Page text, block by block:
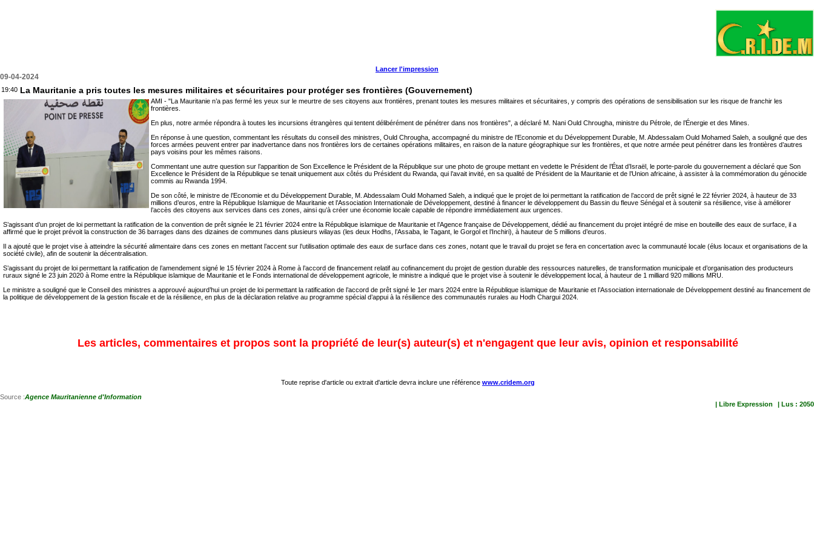
Lancer l'impression
09-04-2024
19:40 La Mauritanie a pris toutes les mesures militaires et sécuritaires pour protéger ses frontières (Gouvernement)
AMI - "La Mauritanie n’a pas fermé les yeux sur le meurtre de ses citoyens aux frontières, prenant toutes les mesures militaires et sécuritaires, y compris des opérations de sensibilisation sur les risque de franchir les
frontières.
En plus, notre armée répondra à toutes les incursions étrangères qui tentent délibérément de pénétrer dans nos frontières", a déclaré M. Nani Ould Chrougha, ministre du Pétrole, de l’Énergie et des Mines.
En réponse à une question, commentant les résultats du conseil des ministres, Ould Chrougha, accompagné du ministre de l’Economie et du Développement Durable, M. Abdessalam Ould Mohamed Saleh, a souligné que des
forces armées peuvent entrer par inadvertance dans nos frontières lors de certaines opérations militaires, en raison de la nature géographique sur les frontières, et que notre armée peut pénétrer dans les frontières d’autres
pays voisins pour les mêmes raisons.
Commentant une autre question sur l’apparition de Son Excellence le Président de la République sur une photo de groupe mettant en vedette le Président de l’État d’Israël, le porte-parole du gouvernement a déclaré que Son
Excellence le Président de la République se tenait uniquement aux côtés du Président du Rwanda, qui l’avait invité, en sa qualité de Président de la Mauritanie et de l’Union africaine, à assister à la commémoration du génocide
commis au Rwanda 1994.
De son côté, le ministre de l’Economie et du Développement Durable, M. Abdessalam Ould Mohamed Saleh, a indiqué que le projet de loi permettant la ratification de l’accord de prêt signé le 22 février 2024, à hauteur de 33
millions d’euros, entre la République Islamique de Mauritanie et l’Association Internationale de Développement, destiné à financer le développement du Bassin du fleuve Sénégal et à soutenir sa résilience, vise à améliorer
l’accès des citoyens aux services dans ces zones, ainsi qu’à créer une économie locale capable de répondre immédiatement aux urgences.
S’agissant d’un projet de loi permettant la ratification de la convention de prêt signée le 21 février 2024 entre la République islamique de Mauritanie et l’Agence française de Développement, dédié au financement du projet intégré de mise en bouteille des eaux de surface, il a
affirmé que le projet prévoit la construction de 36 barrages dans des dizaines de communes dans plusieurs wilayas (les deux Hodhs, l’Assaba, le Tagant, le Gorgol et l’Inchiri), à hauteur de 5 millions d’euros.
Il a ajouté que le projet vise à atteindre la sécurité alimentaire dans ces zones en mettant l’accent sur l’utilisation optimale des eaux de surface dans ces zones, notant que le travail du projet se fera en concertation avec la communauté locale (élus locaux et organisations de la
société civile), afin de soutenir la décentralisation.
S’agissant du projet de loi permettant la ratification de l’amendement signé le 15 février 2024 à Rome à l’accord de financement relatif au cofinancement du projet de gestion durable des ressources naturelles, de transformation municipale et d’organisation des producteurs
ruraux signé le 23 juin 2020 à Rome entre la République islamique de Mauritanie et le Fonds international de développement agricole, le ministre a indiqué que le projet vise à soutenir le développement local, à hauteur de 1 milliard 920 millions MRU.
Le ministre a souligné que le Conseil des ministres a approuvé aujourd’hui un projet de loi permettant la ratification de l’accord de prêt signé le 1er mars 2024 entre la République islamique de Mauritanie et l’Association internationale de Développement destiné au financement de
la politique de développement de la gestion fiscale et de la résilience, en plus de la déclaration relative au programme spécial d’appui à la résilience des communautés rurales au Hodh Chargui 2024.
Les articles, commentaires et propos sont la propriété de leur(s) auteur(s) et n'engagent que leur avis, opinion et responsabilité
Toute reprise d'article ou extrait d'article devra inclure une référence www.cridem.org
Source :Agence Mauritanienne d'Information
| Libre Expression
| Lus : 2050